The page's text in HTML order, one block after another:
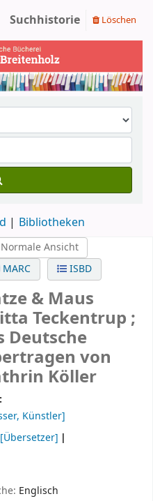
Suchhistorie Löschen
Bibliotheken
Normale Ansicht
MARC
ISBD
& Maus
Teckentrup ;
Deutsche
von
Köller
Künstler]
[Übersetzer]
Englisch